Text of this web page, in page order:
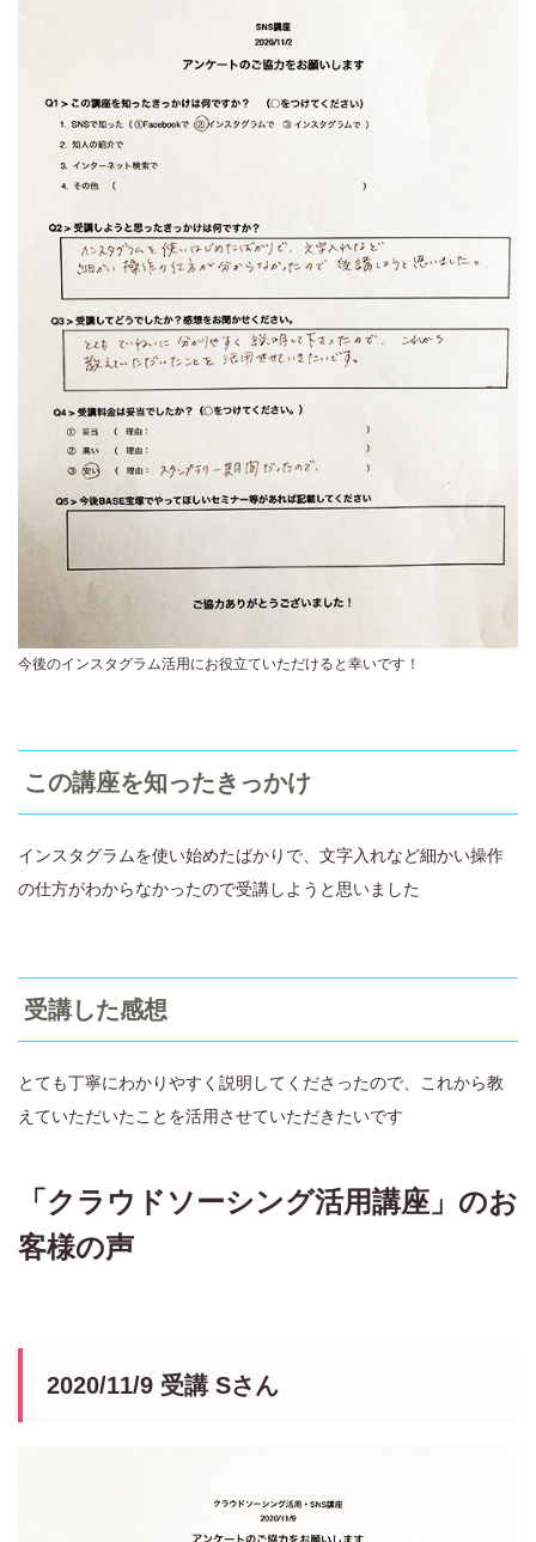
今後のインスタグラム活用にお役立ていただけると幸いです！
この講座を知ったきっかけ
インスタグラムを使い始めたばかりで、文字入れなど細かい操作
の仕方がわからなかったので受講しようと思いました
受講した感想
とても丁寧にわかりやすく説明してくださったので、これから教
えていただいたことを活用させていただきたいです
「クラウドソーシング活用講座」のお
客様の声
2020/11/9 受講 Sさん